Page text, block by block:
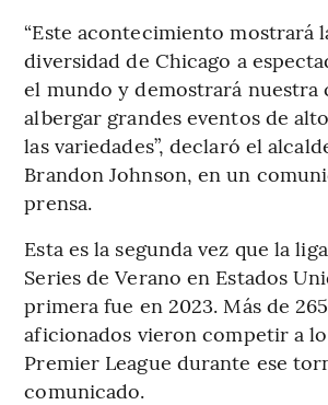
“Este acontecimiento mostrará
diversidad de Chicago a
el mundo y demostrará nuestra
albergar grandes eventos de
las variedades”, declaró el
Brandon Johnson, en un
prensa.
Esta es la segunda vez que la
Series de Verano en Estados
primera fue en 2023. Más de
aficionados vieron competir a
Premier League durante ese
comunicado.